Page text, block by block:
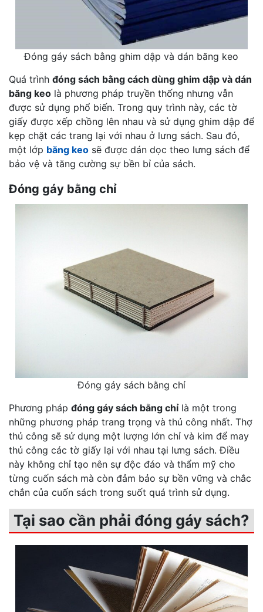
Đóng gáy sách bằng ghim dập và dán băng keo
Quá trình đóng sách bằng cách dùng ghim dập và dán
băng keo là phương pháp truyền thống nhưng vẫn
được sử dụng phổ biến. Trong quy trình này, các tờ
giấy được xếp chồng lên nhau và sử dụng ghim dập để
kẹp chặt các trang lại với nhau ở lưng sách. Sau đó,
một lớp băng keo sẽ được dán dọc theo lưng sách để
bảo vệ và tăng cường sự bền bỉ của sách.
Đóng gáy bằng chỉ
Đóng gáy sách bằng chỉ
Phương pháp đóng gáy sách bằng chỉlà một trong
những phương pháp trang trọng và thủ công nhất. Thợ
thủ công sẽ sử dụng một lượng lớn chỉ và kim để may
thủ công các tờ giấy lại với nhau tại lưng sách. Điều
này không chỉ tạo nên sự độc đáo và thẩm mỹ cho
từng cuốn sách mà còn đảm bảo sự bền vững và chắc
chắn của cuốn sách trong suốt quá trình sử dụng.
Tại sao cần phải đóng gáy sách?